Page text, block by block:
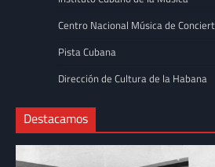
Centro Nacional Música de
Pista Cubana
Dirección de Cultura de la Habana
Destacamos